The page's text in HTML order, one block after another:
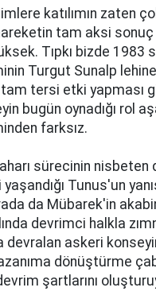
katılımın zaten
tam aksi
Tıpkı bizde 1983
Turgut Sunalp lehine
tam tersi etki yapması
bugün oynadığı rol
farksız.
sürecinin
Tunus'un
da Mübarek'in
devrimci halkla
askeri
dönüştürme
şartlarını